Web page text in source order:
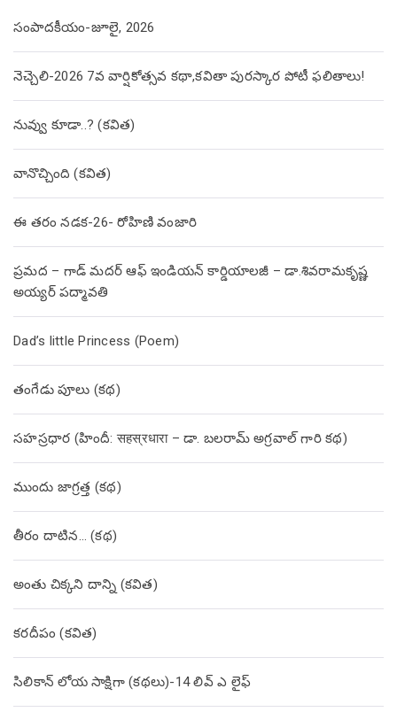
సంపాదకీయం-జూలై, 2026
నెచ్చెలి-2026 7వ వార్షికోత్సవ కథా,కవితా పురస్కార పోటీ ఫలితాలు!
నువ్వు కూడా..? (కవిత)
వానొచ్చింది (కవిత)
ఈ తరం నడక-26- రోహిణి వంజారి
ప్రమద – గాడ్ మదర్ ఆఫ్ ఇండియన్ కార్డియాలజీ – డా.శివరామకృష్ణ
అయ్యర్ పద్మావతి
Dad’s little Princess (Poem)
తంగేడు పూలు (క‌థ‌)
సహస్రధార (హిందీ: सहस्रधारा – డా. బలరామ్ అగ్రవాల్ గారి కథ)
ముందు జాగ్రత్త (క‌థ‌)
తీరం దాటిన… (క‌థ‌)
అంతు చిక్కని దాన్ని (కవిత)
కరదీపం (కవిత)
సిలికాన్ లోయ సాక్షిగా (కథలు)-14 లివ్ ఎ లైఫ్